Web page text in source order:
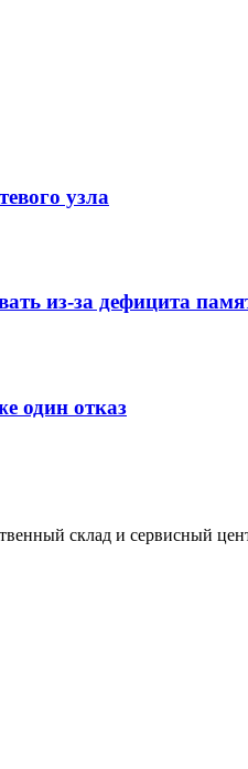
узла
из-за дефицита
один отказ
склад и сервисный